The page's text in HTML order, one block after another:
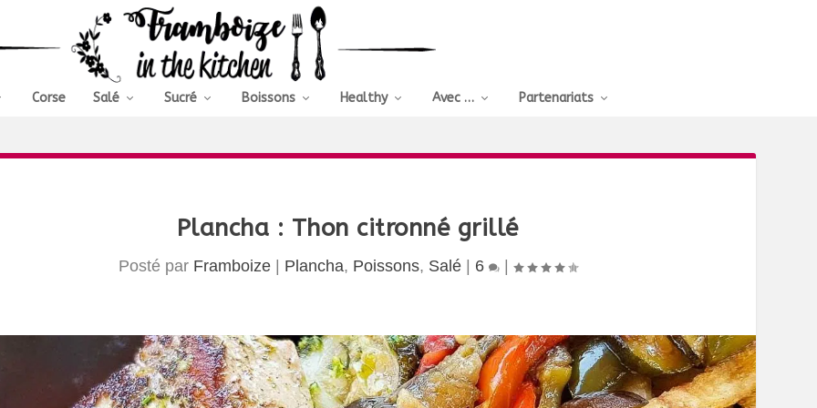
Corse Salé Sucré Boissons Healthy Avec … Partenariats
Plancha : Thon citronné grillé
Posté par Framboize| Plancha, Poissons, Salé| 6 |